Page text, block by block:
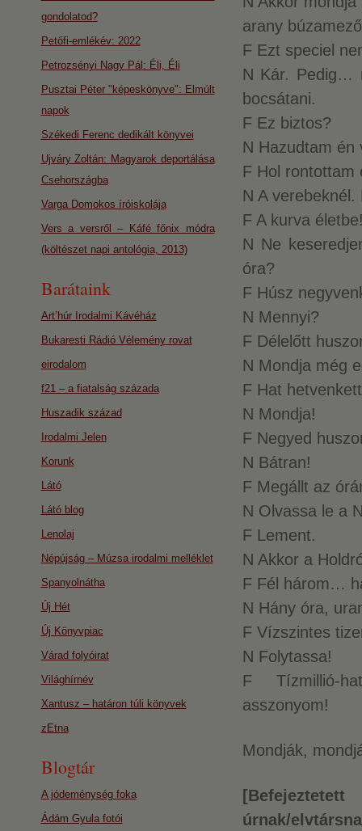
arany
F Ezt speciel
N Kár. Pedig…
bocsátani.
F Ez biztos?
N Hazudtam én
F Hol rontottam
N A
F A kurva
N Ne
óra?
F Húsz
N Mennyi?
F Délelőtt
N Mondja még
F Hat
N Mondja!
F Negyed
N Bátran!
F Megállt az
N Olvassa le a
F Lement.
N Akkor a
F Fél három…
N Hány óra,
F Vízszintes
N Folytassa!
F Tízmillió-
asszonyom!
Mondják,
úrnak/
gondolatod?
Petőfi-emlékév: 2022
Petrozsényi Nagy Pál: Éli, Éli
Pusztai Péter "képeskönyve": Elmúlt
napok
Székedi Ferenc dedikált könyvei
Ujváry Zoltán: Magyarok deportálása
Csehországba
Varga Domokos íróiskolája
Vers a versről – Káfé főnix módra
(költészet napi antológia, 2013)
Barátaink
Art’húr Irodalmi Kávéház
Bukaresti Rádió Vélemény rovat
eirodalom
f21 – a fiatalság százada
Huszadik század
Irodalmi Jelen
Korunk
Látó
Látó blog
Lenolaj
Népújság – Múzsa irodalmi melléklet
Spanyolnátha
Új Hét
Új Könyvpiac
Várad folyóirat
Világhírnév
Xantusz – határon túli könyvek
zEtna
Blogtár
A jódeménység foka
Ádám Gyula fotói